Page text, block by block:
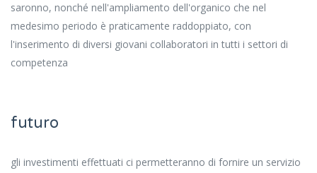
saronno, nonché nell'ampliamento dell'organico che nel
medesimo periodo è praticamente raddoppiato, con
l'inserimento di diversi giovani collaboratori in tutti i settori di
competenza
futuro
gli investimenti effettuati ci permetteranno di fornire un servizio